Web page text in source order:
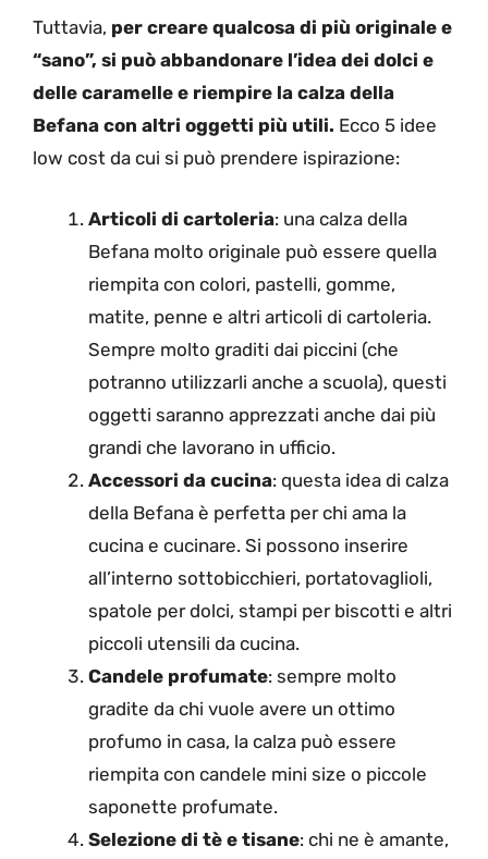
Tuttavia, per creare qualcosa di più originale e
“sano”, si può abbandonare l’idea dei dolci e
delle caramelle e riempire la calza della
Befana con altri oggetti più utili. Ecco 5 idee
low cost da cui si può prendere ispirazione:
Articoli di cartoleria: una calza della
Befana molto originale può essere quella
riempita con colori, pastelli, gomme,
matite, penne e altri articoli di cartoleria.
Sempre molto graditi dai piccini (che
potranno utilizzarli anche a scuola), questi
oggetti saranno apprezzati anche dai più
grandi che lavorano in ufficio.
Accessori da cucina: questa idea di calza
della Befana è perfetta per chi ama la
cucina e cucinare. Si possono inserire
all’interno sottobicchieri, portatovaglioli,
spatole per dolci, stampi per biscotti e altri
piccoli utensili da cucina.
Candele profumate: sempre molto
gradite da chi vuole avere un ottimo
profumo in casa, la calza può essere
riempita con candele mini size o piccole
saponette profumate.
Selezione di tè e tisane: chi ne è amante,